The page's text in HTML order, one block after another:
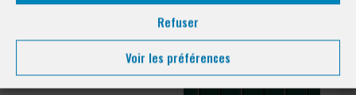
Refuser
Voir les préférences